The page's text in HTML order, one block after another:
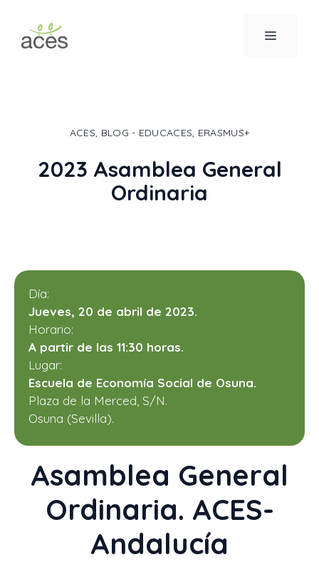
contenido
MENÚ
ACES, BLOG - EDUCACES, ERASMUS+
2023 Asamblea General
Ordinaria
Día:
Jueves, 20 de abril de 2023.
Horario:
A partir de las 11:30 horas.
Lugar:
Escuela de Economía Social de Osuna.
Plaza de la Merced, S/N.
Osuna (Sevilla).
Asamblea General
Ordinaria. ACES-
Andalucía